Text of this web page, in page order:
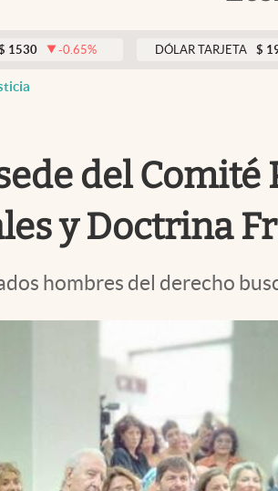
-0.65% DÓLAR TARJETA $ 1976
del Comité
y Doctrina
hombres del derecho